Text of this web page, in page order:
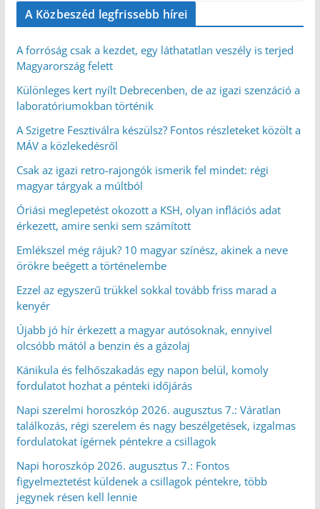
A Közbeszéd legfrissebb hírei
A forróság csak a kezdet, egy láthatatlan veszély is terjed
Magyarország felett
Különleges kert nyílt Debrecenben, de az igazi szenzáció a
laboratóriumokban történik
A Szigetre Fesztiválra készülsz? Fontos részleteket közölt a
MÁV a közlekedésről
Csak az igazi retro-rajongók ismerik fel mindet: régi
magyar tárgyak a múltból
Óriási meglepetést okozott a KSH, olyan inflációs adat
érkezett, amire senki sem számított
Emlékszel még rájuk? 10 magyar színész, akinek a neve
örökre beégett a történelembe
Ezzel az egyszerű trükkel sokkal tovább friss marad a
kenyér
Újabb jó hír érkezett a magyar autósoknak, ennyivel
olcsóbb mától a benzin és a gázolaj
Kánikula és felhőszakadás egy napon belül, komoly
fordulatot hozhat a pénteki időjárás
Napi szerelmi horoszkóp 2026. augusztus 7.: Váratlan
találkozás, régi szerelem és nagy beszélgetések, izgalmas
fordulatokat ígérnek péntekre a csillagok
Napi horoszkóp 2026. augusztus 7.: Fontos
figyelmeztetést küldenek a csillagok péntekre, több
jegynek résen kell lennie